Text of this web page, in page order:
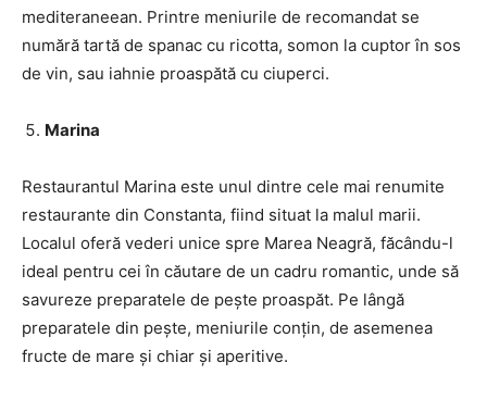
mediteraneean. Printre meniurile de recomandat se
numără tartă de spanac cu ricotta, somon la cuptor în sos
de vin, sau iahnie proaspătă cu ciuperci.
Marina
Restaurantul Marina este unul dintre cele mai renumite
restaurante din Constanta, fiind situat la malul marii.
Localul oferă vederi unice spre Marea Neagră, făcându-l
ideal pentru cei în căutare de un cadru romantic, unde să
savureze preparatele de pește proaspăt. Pe lângă
preparatele din pește, meniurile conțin, de asemenea
fructe de mare și chiar și aperitive.